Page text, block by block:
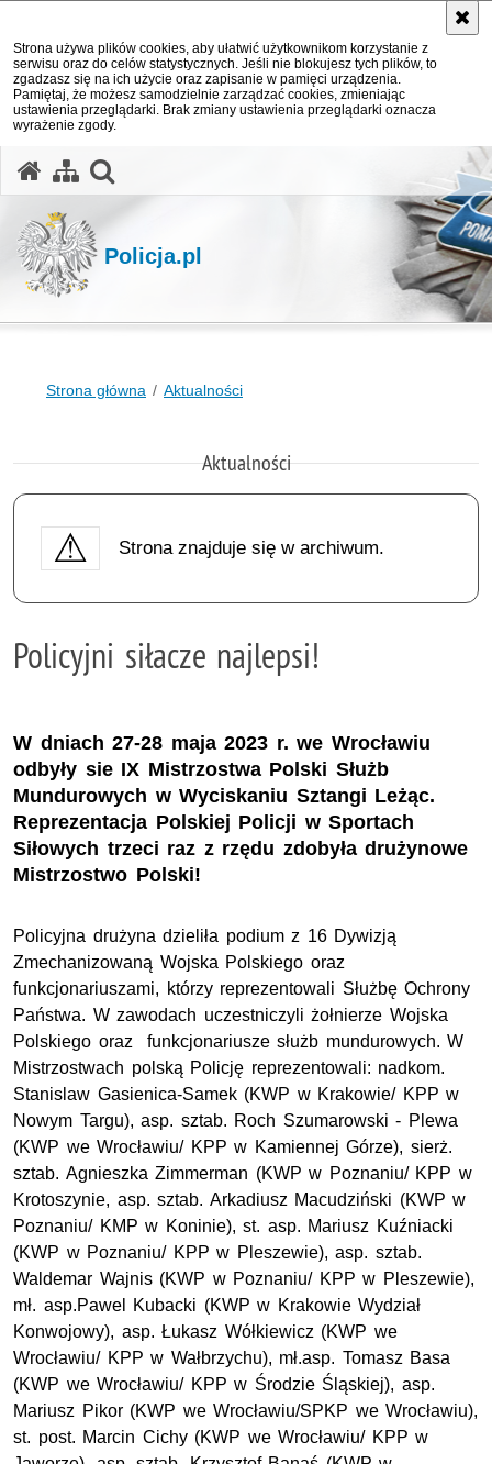
Strona używa plików cookies, aby ułatwić użytkownikom korzystanie z
serwisu oraz do celów statystycznych. Jeśli nie blokujesz tych plików, to
zgadzasz się na ich użycie oraz zapisanie w pamięci urządzenia.
Pamiętaj, że możesz samodzielnie zarządzać cookies, zmieniając
ustawienia przeglądarki. Brak zmiany ustawienia przeglądarki oznacza
wyrażenie zgody.
Policja.pl
Strona główna Aktualności
Aktualności
Strona znajduje się w archiwum.
Policyjni siłacze najlepsi!
W dniach 27-28 maja 2023 r. we Wrocławiu
odbyły sie IX Mistrzostwa Polski Służb
Mundurowych w Wyciskaniu Sztangi Leżąc.
Reprezentacja Polskiej Policji w Sportach
Siłowych trzeci raz z rzędu zdobyła drużynowe
Mistrzostwo Polski!
Policyjna drużyna dzieliła podium z 16 Dywizją
Zmechanizowaną Wojska Polskiego oraz
funkcjonariuszami, którzy reprezentowali Służbę Ochrony
Państwa. W zawodach uczestniczyli żołnierze Wojska
Polskiego oraz funkcjonariusze służb mundurowych. W
Mistrzostwach polską Policję reprezentowali: nadkom.
Stanislaw Gasienica-Samek (KWP w Krakowie/ KPP w
Nowym Targu), asp. sztab. Roch Szumarowski - Plewa
(KWP we Wrocławiu/ KPP w Kamiennej Górze), sierż.
sztab. Agnieszka Zimmerman (KWP w Poznaniu/ KPP w
Krotoszynie, asp. sztab. Arkadiusz Macudziński (KWP w
Poznaniu/ KMP w Koninie), st. asp. Mariusz Kuźniacki
(KWP w Poznaniu/ KPP w Pleszewie), asp. sztab.
Waldemar Wajnis (KWP w Poznaniu/ KPP w Pleszewie),
mł. asp.Pawel Kubacki (KWP w Krakowie Wydział
Konwojowy), asp. Łukasz Wółkiewicz (KWP we
Wrocławiu/ KPP w Wałbrzychu), mł.asp. Tomasz Basa
(KWP we Wrocławiu/ KPP w Środzie Śląskiej), asp.
Mariusz Pikor (KWP we Wrocławiu/SPKP we Wrocławiu),
st. post. Marcin Cichy (KWP we Wrocławiu/ KPP w